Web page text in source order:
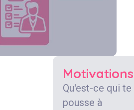
Motivations
Qu'est-ce qui te
pousse à